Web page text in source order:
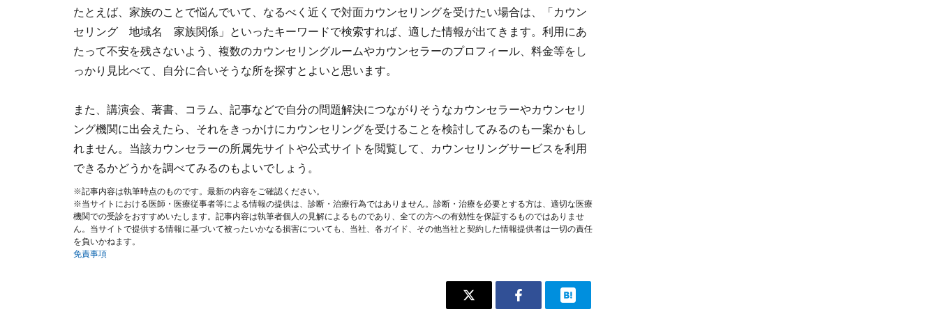
たとえば、家族のことで悩んでいて、なるべく近くで対面カウンセリングを受けたい場合は、「カウン
セリング 地域名 家族関係」といったキーワードで検索すれば、適した情報が出てきます。利用にあ
たって不安を残さないよう、複数のカウンセリングルームやカウンセラーのプロフィール、料金等をし
っかり見比べて、自分に合いそうな所を探すとよいと思います。
また、講演会、著書、コラム、記事などで自分の問題解決につながりそうなカウンセラーやカウンセリ
ング機関に出会えたら、それをきっかけにカウンセリングを受けることを検討してみるのも一案かもし
れません。当該カウンセラーの所属先サイトや公式サイトを閲覧して、カウンセリングサービスを利用
できるかどうかを調べてみるのもよいでしょう。
※記事内容は執筆時点のものです。最新の内容をご確認ください。
※当サイトにおける医師・医療従事者等による情報の提供は、診断・治療行為ではありません。診断・治療を必要とする方は、適切な医療
機関での受診をおすすめいたします。記事内容は執筆者個人の見解によるものであり、全ての方への有効性を保証するものではありませ
ん。当サイトで提供する情報に基づいて被ったいかなる損害についても、当社、各ガイド、その他当社と契約した情報提供者は一切の責任
を負いかねます。
免責事項